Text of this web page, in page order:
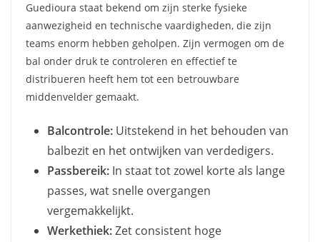
Guedioura staat bekend om zijn sterke fysieke
aanwezigheid en technische vaardigheden, die zijn
teams enorm hebben geholpen. Zijn vermogen om de
bal onder druk te controleren en effectief te
distribueren heeft hem tot een betrouwbare
middenvelder gemaakt.
Balcontrole: Uitstekend in het behouden van
balbezit en het ontwijken van verdedigers.
Passbereik: In staat tot zowel korte als lange
passes, wat snelle overgangen
vergemakkelijkt.
Werkethiek:Zet consistent hoge